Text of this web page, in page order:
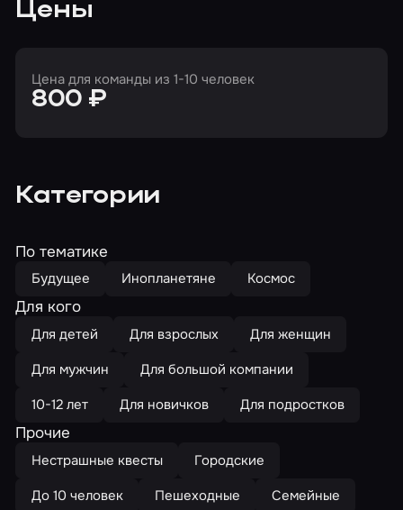
Цены
Цена для команды из 1-10 человек
800 ₽
Категории
По тематике
Будущее Инопланетяне Космос
Для кого
Для детей Для взрослых
Для женщин
Для мужчин
Для большой компании
10-12 лет
Для новичков Для подростков
Прочие
Нестрашные квесты
Городские
До 10 человек
Пешеходные
Семейные